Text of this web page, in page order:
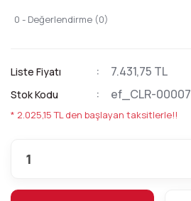
0 - Değerlendirme (0)
Liste Fiyatı 7.431,75 TL
Stok Kodu ef_CLR-00007
* 2.025,15 TL den başlayan taksitlerle!!